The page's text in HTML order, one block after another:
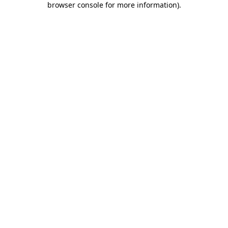
browser console for more information).